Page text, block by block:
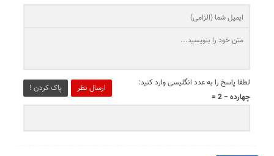
ارسال نظر پاک کردن !
لطفا پاسخ را به عدد انگلیسی وارد کنید:
چهارده − 2 =